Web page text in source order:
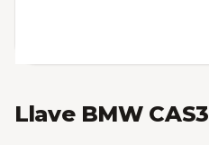
Llave BMW CAS3